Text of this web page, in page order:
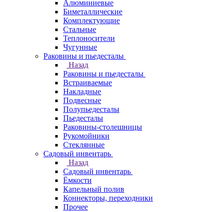
Алюминиевые
Биметаллические
Комплектующие
Стальные
Теплоносители
Чугунные
Раковины и пьедесталы
Назад
Раковины и пьедесталы
Встраиваемые
Накладные
Подвесные
Полупьедесталы
Пьедесталы
Раковины-столешницы
Рукомойники
Стеклянные
Садовый инвентарь
Назад
Садовый инвентарь
Ёмкости
Капельный полив
Коннекторы, переходники
Прочее